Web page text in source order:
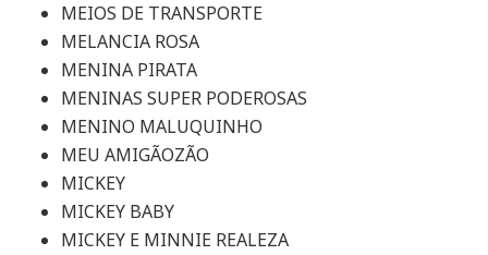
MEIOS DE TRANSPORTE
MELANCIA ROSA
MENINA PIRATA
MENINAS SUPER PODEROSAS
MENINO MALUQUINHO
MEU AMIGÃOZÃO
MICKEY
MICKEY BABY
MICKEY E MINNIE REALEZA